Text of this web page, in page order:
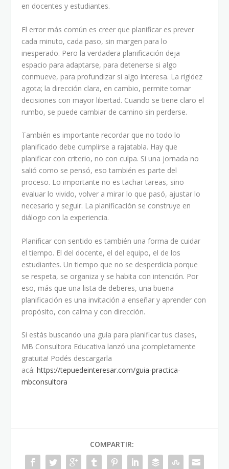
en docentes y estudiantes.
El error más común es creer que planificar es prever
cada minuto, cada paso, sin margen para lo
inesperado. Pero la verdadera planificación deja
espacio para adaptarse, para detenerse si algo
conmueve, para profundizar si algo interesa. La rigidez
agota; la dirección clara, en cambio, permite tomar
decisiones con mayor libertad. Cuando se tiene claro el
rumbo, se puede cambiar de camino sin perderse.
También es importante recordar que no todo lo
planificado debe cumplirse a rajatabla. Hay que
planificar con criterio, no con culpa. Si una jornada no
salió como se pensó, eso también es parte del
proceso. Lo importante no es tachar tareas, sino
evaluar lo vivido, volver a mirar lo que pasó, ajustar lo
necesario y seguir. La planificación se construye en
diálogo con la experiencia.
Planificar con sentido es también una forma de cuidar
el tiempo. El del docente, el del equipo, el de los
estudiantes. Un tiempo que no se desperdicia porque
se respeta, se organiza y se habita con intención. Por
eso, más que una lista de deberes, una buena
planificación es una invitación a enseñar y aprender con
propósito, con calma y con dirección.
Si estás buscando una guía para planificar tus clases,
MB Consultora Educativa lanzó una ¡completamente
gratuita! Podés descargarla
acá:https://tepuedeinteresar.com/guia-practica-
mbconsultora
COMPARTIR: